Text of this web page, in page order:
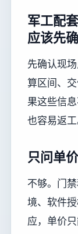
军工配
应该先
先确认现
算区间、
果这些信
也容易返工
只问单
不够。门
境、软件
应，单价